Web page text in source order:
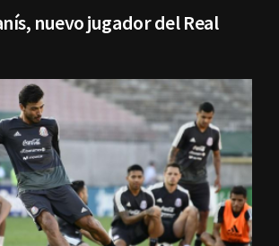
nuevo jugador del Real